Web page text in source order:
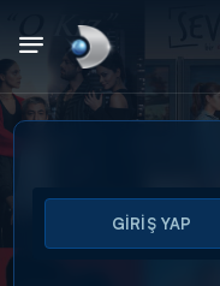
Arama
GİRİŞ YAP